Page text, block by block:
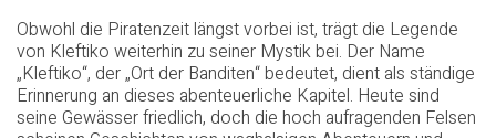
Obwohl die Piratenzeit längst vorbei ist, trägt die Legende
von Kleftiko weiterhin zu seiner Mystik bei. Der Name
„Kleftiko“, der „Ort der Banditen“ bedeutet, dient als ständige
Erinnerung an dieses abenteuerliche Kapitel. Heute sind
seine Gewässer friedlich, doch die hoch aufragenden Felsen